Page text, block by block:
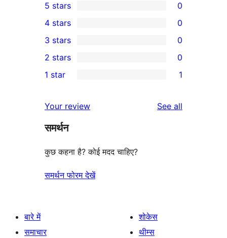
0
5-
star
reviews
5 stars 0
4-
star
reviews
4 stars 0
0
3-
star
3 stars 0
2-
reviews
2 stars 0
star
review
1 star 1
Your review See all
समर्थन
कुछ कहना है? कोई मदद चाहिए?
समर्थन फोरम देखें
बारे में
समाचार
शोकेस
थीम्स